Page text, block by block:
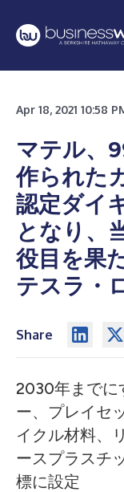
Apr 18, 2021 10:58
マテル、
作られた
認定ダイ
となり、
役目を果
テスラ・
Share
2030年までに
ー、プレイセ
イクル材料、
ースプラスチ
標に設定